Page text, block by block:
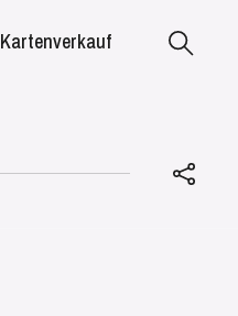
Kartenverkauf